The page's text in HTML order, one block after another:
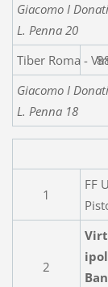
Giacomo I
L. Penna 20
Tiber Roma -
Giacomo I
L. Penna 18
1
FF
2
ipol